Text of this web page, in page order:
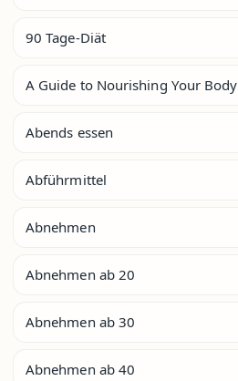
90 Tage-Diät
A Guide to Nourishing Your Body
Abends essen
Abführmittel
Abnehmen
Abnehmen ab 20
Abnehmen ab 30
Abnehmen ab 40